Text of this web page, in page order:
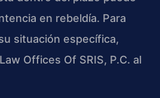
en rebeldía. Para
situación específica,
Offices Of SRIS, P.C. al